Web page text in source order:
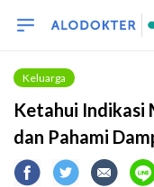
Keluarga
Ketahui Indikasi
dan Pahami